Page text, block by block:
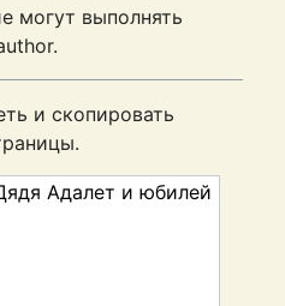
могут выполнять
и скопировать